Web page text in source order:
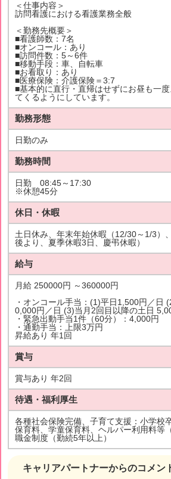
キャリアパートナーからのコメン
＜仕事内容＞
訪問看護における看護業務全般
＜勤務先概要＞
■看護師数：7名
■オンコール：あり
■訪問件数：5～6件
■移動手段：車、自転車
■お看取り：あり
■医療保険：介護保険＝3:7
■基本的に直行・直帰はせずにお昼も一
てくるようにしています。
勤務形態
日勤のみ
勤務時間
日勤 08:45～17:30
※休憩45分
休日・休暇
土日休み、年末年始休暇（12/30～1/3）
後より、夏季休暇3日、慶弔休暇）
給与
月給 250000円 ～360000円
・オンコール手当：(1)平日1,500円／日
0,000円／日 (3)当月2回目以降の土日
・緊急出動手当1件（60分）：4,000円
・通勤手当：上限3万円
昇給あり 年1回
賞与
賞与あり 年2回
待遇・福利厚生
各種社会保険完備、子育て支援：小学校
保育料、学童保育料、ヘルパー利用料等
職金制度（勤続5年以上）